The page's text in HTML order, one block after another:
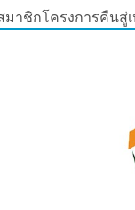
มาชิกโครงการคืนสู่